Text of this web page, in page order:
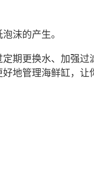
沫的产生。
期更换水、加强过
地管理海鲜缸，让